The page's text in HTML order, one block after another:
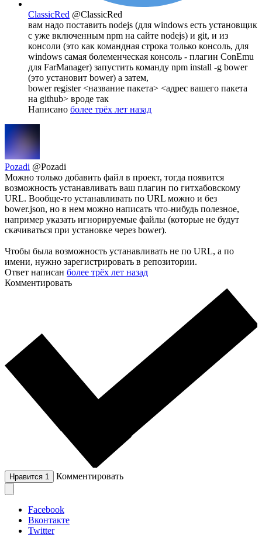
ClassicRed @ClassicRed
вам надо поставить nodejs (для windows есть установщик
с уже включенным npm на сайте nodejs) и git, и из
консоли (это как командная строка только консоль, для
windows самая болеменческая консоль - плагин ConEmu
для FarManager) запустить команду npm install -g bower
(это установит bower) а затем,
bower register <название пакета> <адрес вашего пакета
на github> вроде так
Написано более трёх лет назад
Pozadi @Pozadi
Можно только добавить файл в проект, тогда появится
возможность устанавливать ваш плагин по гитхабовскому
URL. Вообще-то устанавливать по URL можно и без
bower.json, но в нем можно написать что-нибудь полезное,
например указать игнорируемые файлы (которые не будут
скачиваться при установке через bower).
Чтобы была возможность устанавливать не по URL, а по
имени, нужно зарегистрировать в репозитории.
Ответ написан более трёх лет назад
Комментировать
Нравится 1 Комментировать
Facebook
Вконтакте
Twitter